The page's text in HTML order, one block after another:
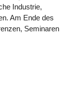
Industrie,
Am Ende des
Seminaren